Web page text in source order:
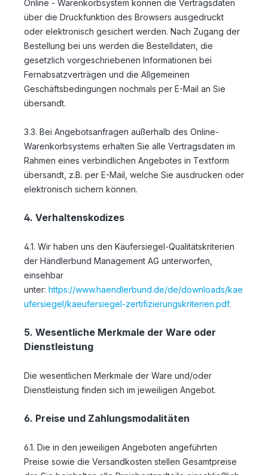
Online - Warenkorbsystem können die Vertragsdaten
über die Druckfunktion des Browsers ausgedruckt
oder elektronisch gesichert werden. Nach Zugang der
Bestellung bei uns werden die Bestelldaten, die
gesetzlich vorgeschriebenen Informationen bei
Fernabsatzverträgen und die Allgemeinen
Geschäftsbedingungen nochmals per E-Mail an Sie
übersandt.
3.3. Bei Angebotsanfragen außerhalb des Online-
Warenkorbsystems erhalten Sie alle Vertragsdaten im
Rahmen eines verbindlichen Angebotes in Textform
übersandt, z.B. per E-Mail, welche Sie ausdrucken oder
elektronisch sichern können.
4. Verhaltenskodizes
4.1. Wir haben uns den Käufersiegel-Qualitätskriterien
der Händlerbund Management AG unterworfen,
einsehbar
unter: https://www.haendlerbund.de/de/downloads/kae
ufersiegel/kaeufersiegel-zertifizierungskriterien.pdf.
5. Wesentliche Merkmale der Ware oder
Dienstleistung
Die wesentlichen Merkmale der Ware und/oder
Dienstleistung finden sich im jeweiligen Angebot.
6. Preise und Zahlungsmodalitäten
6.1. Die in den jeweiligen Angeboten angeführten
Preise sowie die Versandkosten stellen Gesamtpreise